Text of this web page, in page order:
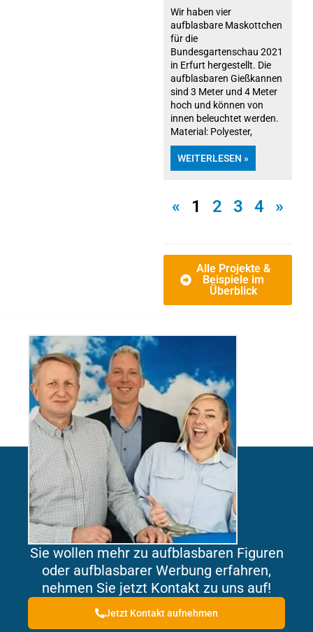
Wir haben vier
aufblasbare Maskottchen
für die
Bundesgartenschau 2021
in Erfurt hergestellt. Die
aufblasbaren Gießkannen
sind 3 Meter und 4 Meter
hoch und können von
innen beleuchtet werden.
Material: Polyester,
WEITERLESEN »
« 1 2 3 4 »
Alle Projekte &
Beispiele im
Überblick
Sie wollen mehr zu aufblasbaren Figuren
oder aufblasbarer Werbung erfahren,
nehmen Sie jetzt Kontakt zu uns auf!
Jetzt Kontakt aufnehmen